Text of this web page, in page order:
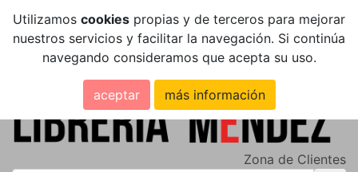
Utilizamos cookies propias y de terceros para mejorar
nuestros servicios y facilitar la navegación. Si continúa
navegando consideramos que acepta su uso.
aceptar más información
Zona de Clientes